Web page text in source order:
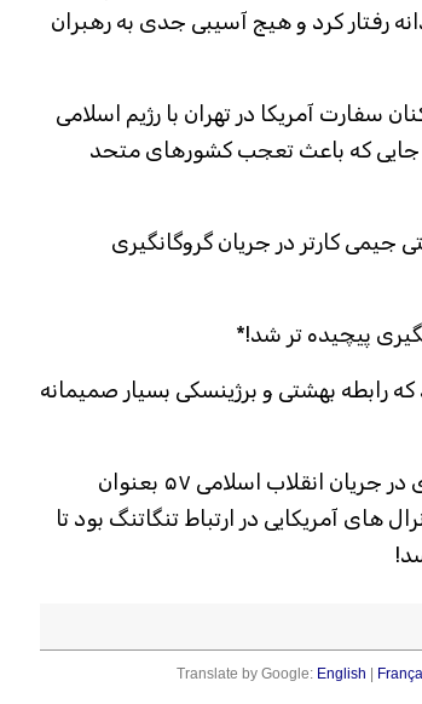
رفتار کرد و هیج آسیبی جدی به رهبران
سفارت آمریکا در تهران با رژیم اسلامی
جایی که باعث تعجب کشورهای متحد
جیمی کارتر در جریان گروگانگیری
پیچیده تر شد!*
رابطه بهشتی و برژینسکی بسیار صمیمانه
آقای بهشتی در کنار ابراهیم یزدی در جریان انقلاب اسلامی ۵۷ بعنوان
های آمریکایی در ارتباط تنگاتنگ بود تا
Translate by Google: English |